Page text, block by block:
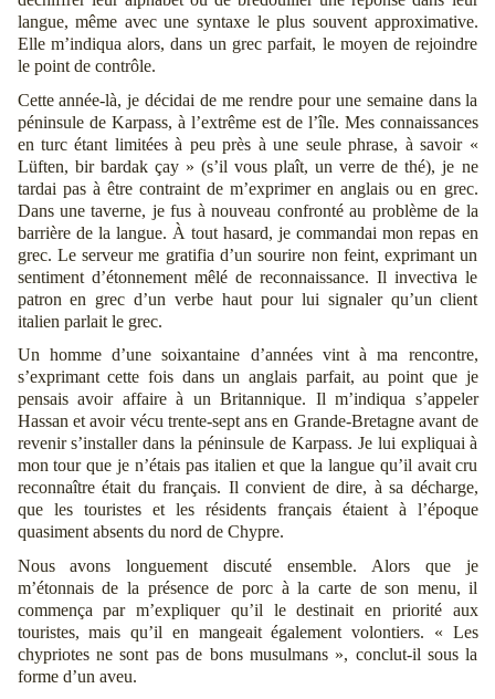
langue, même avec une syntaxe le plus souvent approximative.
Elle m’indiqua alors, dans un grec parfait, le moyen de rejoindre
le point de contrôle.
Cette année-là, je décidai de me rendre pour une semaine dans la
péninsule de Karpass, à l’extrême est de l’île. Mes connaissances
en turc étant limitées à peu près à une seule phrase, à savoir «
Lüften, bir bardak çay » (s’il vous plaît, un verre de thé), je ne
tardai pas à être contraint de m’exprimer en anglais ou en grec.
Dans une taverne, je fus à nouveau confronté au problème de la
barrière de la langue. À tout hasard, je commandai mon repas en
grec. Le serveur me gratifia d’un sourire non feint, exprimant un
sentiment d’étonnement mêlé de reconnaissance. Il invectiva le
patron en grec d’un verbe haut pour lui signaler qu’un client
italien parlait le grec.
Un homme d’une soixantaine d’années vint à ma rencontre,
s’exprimant cette fois dans un anglais parfait, au point que je
pensais avoir affaire à un Britannique. Il m’indiqua s’appeler
Hassan et avoir vécu trente-sept ans en Grande-Bretagne avant de
revenir s’installer dans la péninsule de Karpass. Je lui expliquai à
mon tour que je n’étais pas italien et que la langue qu’il avait cru
reconnaître était du français. Il convient de dire, à sa décharge,
que les touristes et les résidents français étaient à l’époque
quasiment absents du nord de Chypre.
Nous avons longuement discuté ensemble. Alors que je
m’étonnais de la présence de porc à la carte de son menu, il
commença par m’expliquer qu’il le destinait en priorité aux
touristes, mais qu’il en mangeait également volontiers. « Les
chypriotes ne sont pas de bons musulmans », conclut-il sous la
forme d’un aveu.